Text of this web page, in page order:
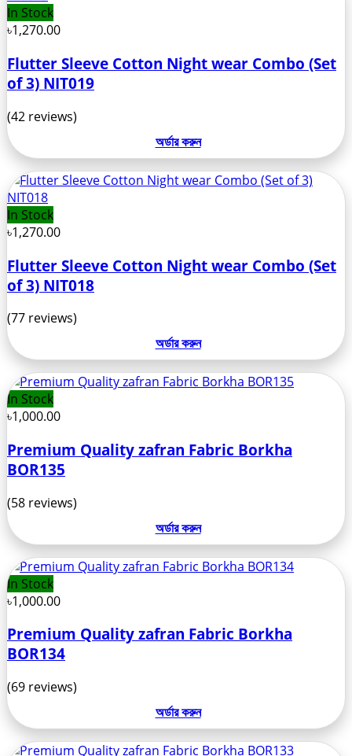
In Stock
৳1,270.00
Flutter Sleeve Cotton Night wear Combo (Set
of 3) NIT019
(42 reviews)
অর্ডার করুন
In Stock
৳1,270.00
Flutter Sleeve Cotton Night wear Combo (Set
of 3) NIT018
(77 reviews)
অর্ডার করুন
In Stock
৳1,000.00
Premium Quality zafran Fabric Borkha
BOR135
(58 reviews)
অর্ডার করুন
In Stock
৳1,000.00
Premium Quality zafran Fabric Borkha
BOR134
(69 reviews)
অর্ডার করুন